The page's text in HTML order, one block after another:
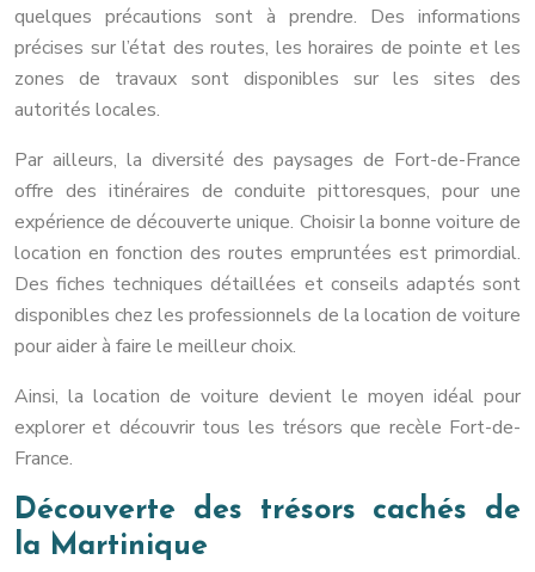
quelques précautions sont à prendre. Des informations
précises sur l’état des routes, les horaires de pointe et les
zones de travaux sont disponibles sur les sites des
autorités locales.
Par ailleurs, la diversité des paysages de Fort-de-France
offre des itinéraires de conduite pittoresques, pour une
expérience de découverte unique. Choisir la bonne voiture de
location en fonction des routes empruntées est primordial.
Des fiches techniques détaillées et conseils adaptés sont
disponibles chez les professionnels de la location de voiture
pour aider à faire le meilleur choix.
Ainsi, la location de voiture devient le moyen idéal pour
explorer et découvrir tous les trésors que recèle Fort-de-
France.
Découverte des trésors cachés de
la Martinique